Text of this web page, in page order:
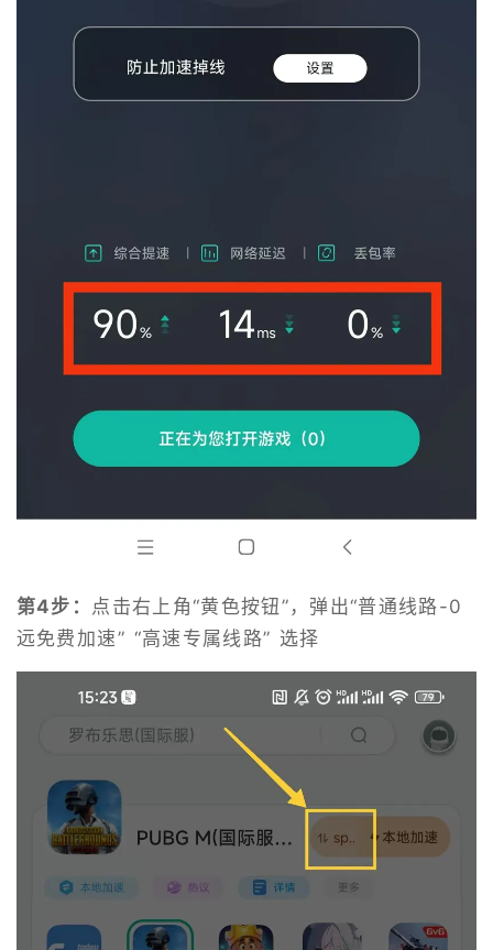
第4步： 点击右上角“黄色按钮”，弹出“普通线路-0
远免费加速” “高速专属线路” 选择